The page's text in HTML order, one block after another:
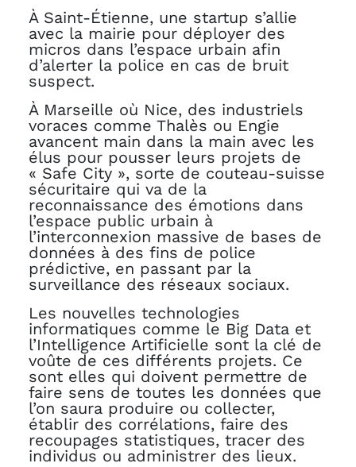
À Saint-Étienne, une startup s’allie
avec la mairie pour déployer des
micros dans l’espace urbain afin
d’alerter la police en cas de bruit
suspect.
À Marseille où Nice, des industriels
voraces comme Thalès ou Engie
avancent main dans la main avec les
élus pour pousser leurs projets de
« Safe City », sorte de couteau-suisse
sécuritaire qui va de la
reconnaissance des émotions dans
l’espace public urbain à
l’interconnexion massive de bases de
données à des fins de police
prédictive, en passant par la
surveillance des réseaux sociaux.
Les nouvelles technologies
informatiques comme le Big Data et
l’Intelligence Artificielle sont la clé de
voûte de ces différents projets. Ce
sont elles qui doivent permettre de
faire sens de toutes les données que
l’on saura produire ou collecter,
établir des corrélations, faire des
recoupages statistiques, tracer des
individus ou administrer des lieux.